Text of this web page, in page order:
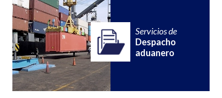
Servicios de
Despacho
aduanero